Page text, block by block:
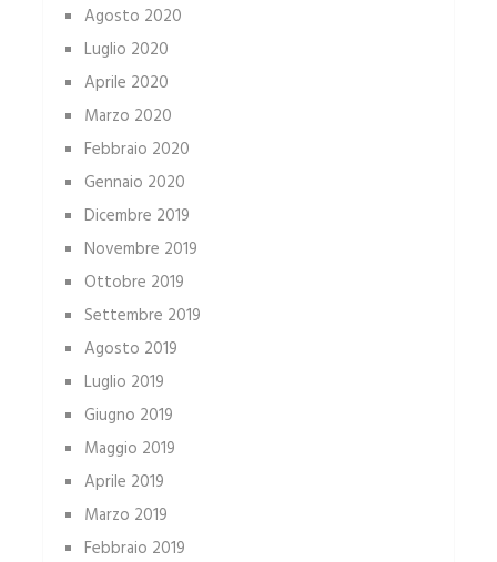
Agosto 2020
Luglio 2020
Aprile 2020
Marzo 2020
Febbraio 2020
Gennaio 2020
Dicembre 2019
Novembre 2019
Ottobre 2019
Settembre 2019
Agosto 2019
Luglio 2019
Giugno 2019
Maggio 2019
Aprile 2019
Marzo 2019
Febbraio 2019